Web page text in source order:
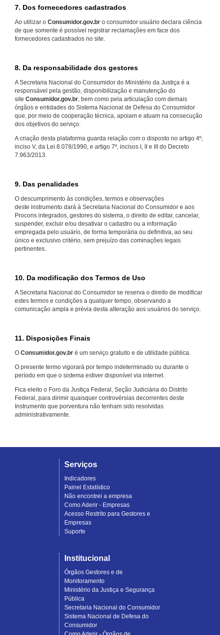
7. Dos fornecedores cadastrados
Ao utilizar o Consumidor.gov.br o consumidor usuário declara ciência
de que somente é possível registrar reclamações em face dos
fornecedores cadastrados no site.
8. Da responsabilidade dos gestores
A Secretaria Nacional do Consumidor do Ministério da Justiça é a
responsável pela gestão, disponibilização e manutenção do
site Consumidor.gov.br, bem como pela articulação com demais
órgãos e entidades do Sistema Nacional de Defesa do Consumidor
que, por meio de cooperação técnica, apoiam e atuam na consecução
dos objetivos do serviço.
A criação desta plataforma guarda relação com o disposto no artigo 4º,
inciso V, da Lei 8.078/1990, e artigo 7º, incisos I, II e III do Decreto
7.963/2013.
9. Das penalidades
O descumprimento às condições, termos e observações
deste instrumento dará à Secretaria Nacional do Consumidor e aos
Procons integrados, gestores do sistema, o direito de editar, cancelar,
suspender, excluir e/ou desativar o cadastro ou a informação
empregada pelo usuário, de forma temporária ou definitiva, ao seu
único e exclusivo critério, sem prejuízo das cominações legais
pertinentes.
10. Da modificação dos Termos de Uso
A Secretaria Nacional do Consumidor se reserva o direito de modificar
estes termos e condições a qualquer tempo, observando a
comunicação ampla e prévia desta alteração aos usuários do serviço.
11. Disposições Finais
O Consumidor.gov.br é um serviço gratuito e de utilidade pública.
O presente termo vigorará por tempo indeterminado ou durante o
período em que o sistema estiver disponível via internet.
Fica eleito o Foro da Justiça Federal, Seção Judiciária do Distrito
Federal, para dirimir quaisquer controvérsias decorrentes deste
Instrumento que porventura não tenham sido resolvidas
administrativamente.
Serviços
Indicadores
Painel Estatístico
Não encontrei a empresa
Como Aderir - Empresas
Acesso Restrito para Gestores e
Empresas
Suporte
Institucional
Órgãos Gestores e de
Monitoramento
Ministério da Justiça e Segurança
Pública
Secretaria Nacional do Consumidor
Sistema Nacional de Defesa do
Consumidor